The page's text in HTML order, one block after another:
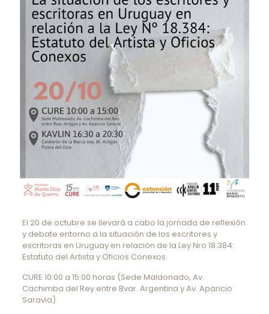
El 20 de octubre se llevará a cabo la jornada de reflexión
y debate entorno a la situación de los escritores y
escritoras en Uruguay en relación de la Ley Nro 18.384:
Estatuto del Artista y Oficios Conexos.
CURE 10:00 a 15:00 horas (Sede Maldonado, Av.
Cachimba del Rey entre Bvar. Argentina y Av. Aparicio
Saravia)